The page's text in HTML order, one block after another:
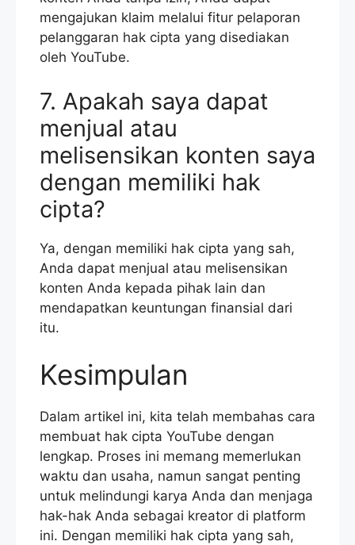
mengajukan klaim melalui fitur pelaporan
pelanggaran hak cipta yang disediakan
oleh YouTube.
7. Apakah saya dapat
menjual atau
melisensikan konten saya
dengan memiliki hak
cipta?
Ya, dengan memiliki hak cipta yang sah,
Anda dapat menjual atau melisensikan
konten Anda kepada pihak lain dan
mendapatkan keuntungan finansial dari
itu.
Kesimpulan
Dalam artikel ini, kita telah membahas cara
membuat hak cipta YouTube dengan
lengkap. Proses ini memang memerlukan
waktu dan usaha, namun sangat penting
untuk melindungi karya Anda dan menjaga
hak-hak Anda sebagai kreator di platform
ini. Dengan memiliki hak cipta yang sah,